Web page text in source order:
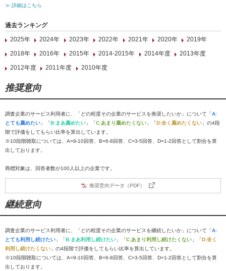
≫ 詳細はこちら
過去ランキング
2025年
2024年 2023年 2022年 2021年 2020年
2019年
2018年
2016年 2015年 2014-2015年 2014年度
2013年度
2012年度
2011年度 2010年度
推奨意向
調査企業のサービス利用者に、「どの程度その企業のサービスを推奨したいか」について「A:
とても薦めたい 」「B:まあ薦めたい 」「C:あまり薦めたくない 」「D:全く薦めたくない 」の4段
階で評価をしてもらい比率を算出しています。
※10段階聴取については、A=9-10回答、B=6-8回答、C=3-5回答、D=1-2回答として割合を算
出しております。
商標対象は、回答者数が100人以上の企業です。
推奨意向データ（PDF）
継続意向
調査企業のサービス利用者に、「どの程度その企業のサービスを継続したいか」について「A:
とても利用し続けたい 」「B:まあ利用し続けたい 」「C:あまり利用し続けたくない 」「D:全く
利用し続けたくない 」の4段階で評価をしてもらい比率を算出しています。
※10段階聴取については、A=9-10回答、B=6-8回答、C=3-5回答、D=1-2回答として割合を算
出しております。